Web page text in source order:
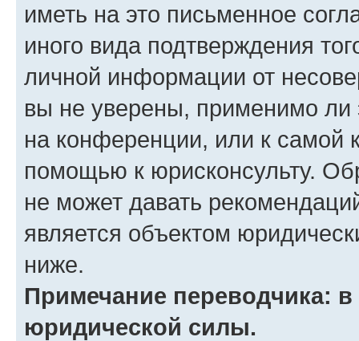
иметь на это письменное
иного вида подтверждения
личной информации от
вы не уверены, применимо ли
на конференции, или к самой
помощью к юрисконсульту.
не может давать
является объектом
ниже.
Примечание переводчика:
юридической силы.